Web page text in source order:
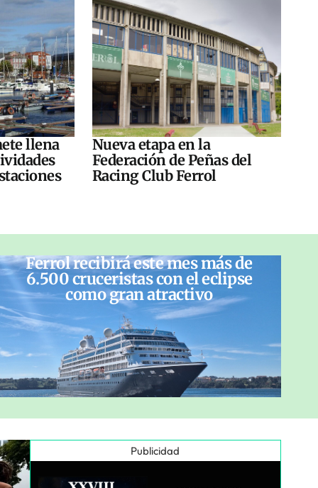
llena
Nueva etapa en la
Federación de Peñas del
Racing Club Ferrol
Ferrol recibirá este mes más de
6.500 cruceristas con el eclipse
como gran atractivo
Publicidad